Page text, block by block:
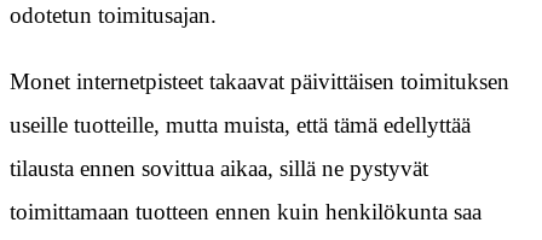
odotetun toimitusajan.
Monet internetpisteet takaavat päivittäisen toimituksen
useille tuotteille, mutta muista, että tämä edellyttää
tilausta ennen sovittua aikaa, sillä ne pystyvät
toimittamaan tuotteen ennen kuin henkilökunta saa